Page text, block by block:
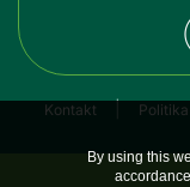
Kontakt
By using this